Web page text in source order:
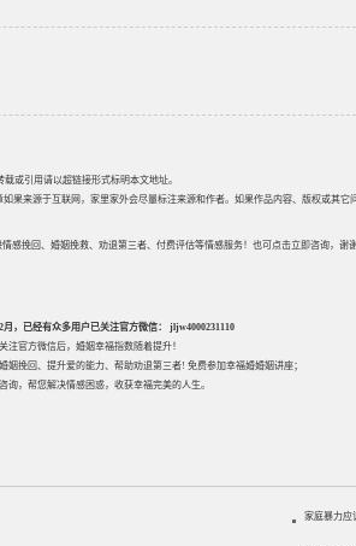
或引用请以超链接形式标明本文地址。
果来源于互联网，家里家外会尽量标注来源和作者。如果作品内容、版权或其它
感挽回、婚姻挽救、劝退第三者、付费评估等情感服务！也可点击立即咨询，谢
月，已经有众多用户已关注官方微信： jljw4000231110
注官方微信后，婚姻幸福指数随着提升！
姻挽回 、提升爱的能力、帮助劝退第三者! 免费参加幸福婚婚姻讲座；
询，帮您解决情感困惑，收获幸福完美的人生。
家庭暴力应